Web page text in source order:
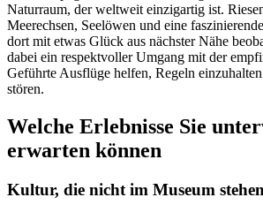
Naturraum, der weltweit einzigartig ist.
Meerechsen, Seelöwen und eine
dort mit etwas Glück aus nächster Nähe
dabei ein respektvoller Umgang mit der
Geführte Ausflüge helfen, Regeln
stören.
Welche Erlebnisse Sie
erwarten können
Kultur, die nicht im Museum